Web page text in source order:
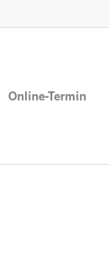
Online-Termin